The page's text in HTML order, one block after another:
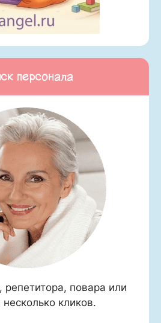
персонала
повара или
несколько кликов.